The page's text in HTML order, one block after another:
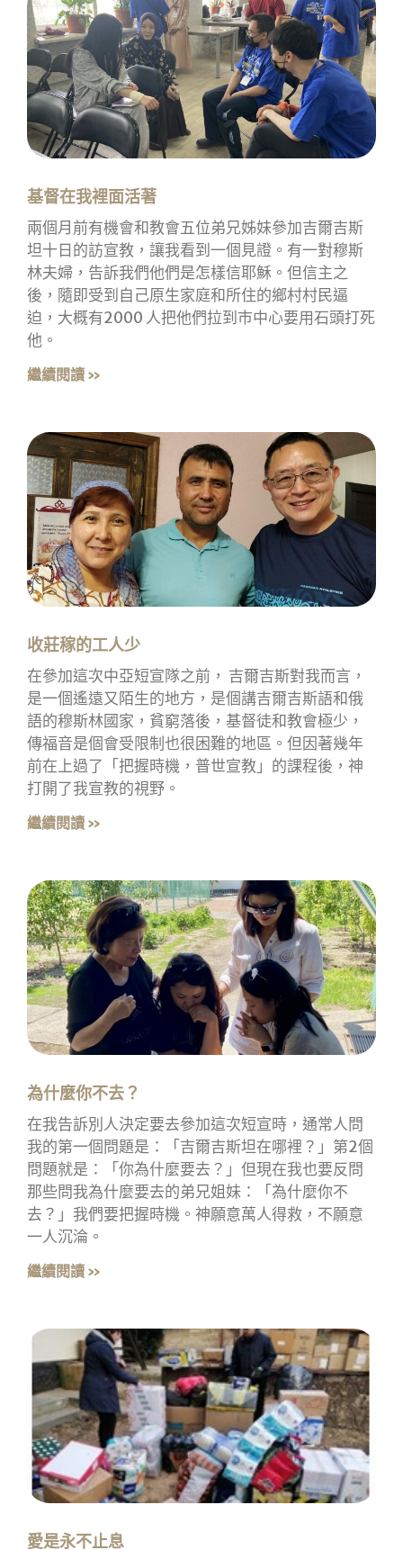
基督在我裡面活著
兩個月前有機會和教會五位弟兄姊妹參加吉爾吉斯
坦十日的訪宣教，讓我看到一個見證。有一對穆斯
林夫婦，告訴我們他們是怎樣信耶穌。但信主之
後，隨即受到自己原生家庭和所住的鄉村村民逼
迫，大概有2000 人把他們拉到市中心要用石頭打死
他。
繼續閱讀 »
收莊稼的工人少
在參加這次中亞短宣隊之前， 吉爾吉斯對我而言，
是一個遙遠又陌生的地方，是個講吉爾吉斯語和俄
語的穆斯林國家，貧窮落後，基督徒和教會極少，
傳福音是個會受限制也很困難的地區。但因著幾年
前在上過了「把握時機，普世宣教」的課程後，神
打開了我宣教的視野。
繼續閱讀 »
為什麼你不去？
在我告訴別人決定要去參加這次短宣時，通常人問
我的第一個問題是：「吉爾吉斯坦在哪裡？」第2個
問題就是：「你為什麼要去？」但現在我也要反問
那些問我為什麼要去的弟兄姐妹：「為什麼你不
去？」我們要把握時機。神願意萬人得救，不願意
一人沉淪。
繼續閱讀 »
愛是永不止息